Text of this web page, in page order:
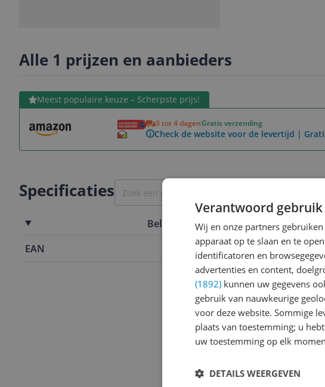
Alle 1 prijzen en aanbieders
Meest populaire keuze – Scherpste prijs!
3 tot 4 dagenGratis verzending
Check de website voor de levertijd |
Bekijk product
Specificaties
Belangrijkste kenmerken
EAN
8414271683077
Verantwoord gebruik
Wij en onze partners
apparaat op te slaan en te
identificatoren en
advertenties en content,
(1892) kunnen uw gegevens
gebruik van nauwkeurige
voor deze website. Sommige
plaats van toestemming; u
uw toestemming op elk
DETAILS WEERGEVEN